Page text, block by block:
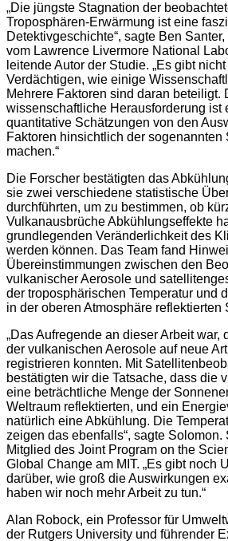
„Die jüngste Stagnation der
Troposphären-Erwärmung ist eine
Detektivgeschichte“, sagte Ben
vom Lawrence Livermore National
leitende Autor der Studie. „Es gibt
Verdächtigen, wie einige
Mehrere Faktoren sind daran beteiligt.
wissenschaftliche Herausforderung ist
quantitative Schätzungen von den
Faktoren hinsichtlich der sogenannten
machen.“
Die Forscher bestätigten das
sie zwei verschiedene statistische
durchführten, um zu bestimmen, ob
Vulkanausbrüche Abkühlungseffekte
grundlegenden Veränderlichkeit des
werden können. Das Team fand
Übereinstimmungen zwischen den
vulkanischer Aerosole und
der troposphärischen Temperatur und
in der oberen Atmosphäre reflektierten
„Das Aufregende an dieser Arbeit war,
der vulkanischen Aerosole auf neue
registrieren konnten. Mit
bestätigten wir die Tatsache, dass die
eine beträchtliche Menge der
Weltraum reflektierten, und ein
natürlich eine Abkühlung. Die
zeigen das ebenfalls“, sagte Solomon.
Mitglied des Joint Program on the
Global Change am MIT. „Es gibt noch
darüber, wie groß die Auswirkungen
haben wir noch mehr Arbeit zu tun.“
Alan Robock, ein Professor für
der Rutgers University und führender